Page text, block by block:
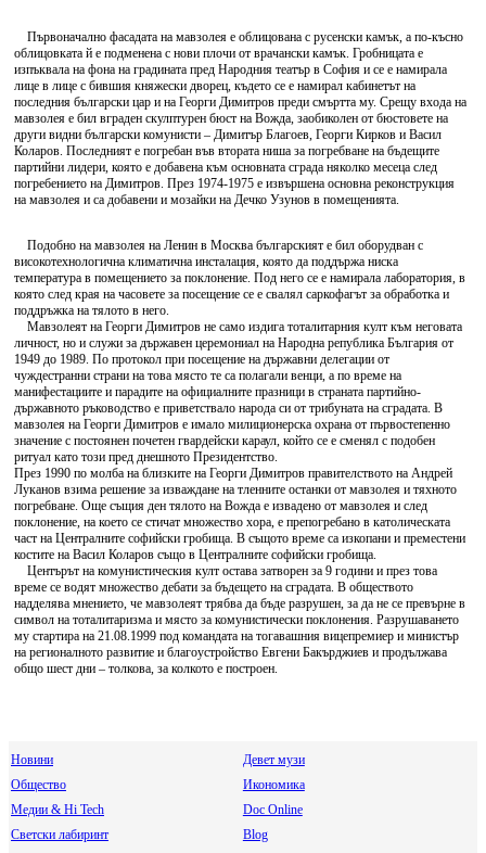
Първоначално фасадата на мавзолея е облицована с русенски камък, а по-късно
облицовката й е подменена с нови плочи от врачански камък. Гробницата е
изпъквала на фона на градината пред Народния театър в София и се е намирала
лице в лице с бившия княжески дворец, където се е намирал кабинетът на
последния български цар и на Георги Димитров преди смъртта му. Срещу входа на
мавзолея е бил вграден скулптурен бюст на Вожда, заобиколен от бюстовете на
други видни български комунисти – Димитър Благоев, Георги Кирков и Васил
Коларов. Последният е погребан във втората ниша за погребване на бъдещите
партийни лидери, която е добавена към основната сграда няколко месеца след
погребението на Димитров. През 1974-1975 е извършена основна реконструкция
на мавзолея и са добавени и мозайки на Дечко Узунов в помещенията.
Подобно на мавзолея на Ленин в Москва българският е бил оборудван с
високотехнологична климатична инсталация, която да поддържа ниска
температура в помещението за поклонение. Под него се е намирала лаборатория, в
която след края на часовете за посещение се е свалял саркофагът за обработка и
поддръжка на тялото в него.
Мавзолеят на Георги Димитров не само издига тоталитарния култ към неговата
личност, но и служи за държавен церемониал на Народна република България от
1949 до 1989. По протокол при посещение на държавни делегации от
чуждестранни страни на това място те са полагали венци, а по време на
манифестациите и парадите на официалните празници в страната партийно-
държавното ръководство е приветствало народа си от трибуната на сградата. В
мавзолея на Георги Димитров е имало милиционерска охрана от първостепенно
значение с постоянен почетен гвардейски караул, който се е сменял с подобен
ритуал като този пред днешното Президентство.
През 1990 по молба на близките на Георги Димитров правителството на Андрей
Луканов взима решение за изваждане на тленните останки от мавзолея и тяхното
погребване. Още същия ден тялото на Вожда е извадено от мавзолея и след
поклонение, на което се стичат множество хора, е препогребано в католическата
част на Централните софийски гробища. В същото време са изкопани и преместени
костите на Васил Коларов също в Централните софийски гробища.
Центърът на комунистическия култ остава затворен за 9 години и през това
време се водят множество дебати за бъдещето на сградата. В обществото
надделява мнението, че мавзолеят трябва да бъде разрушен, за да не се превърне в
символ на тоталитаризма и място за комунистически поклонения. Разрушаването
му стартира на 21.08.1999 под командата на тогавашния вицепремиер и министър
на регионалното развитие и благоустройство Евгени Бакърджиев и продължава
общо шест дни – толкова, за колкото е построен.
Новини
Девет музи
Общество
Икономика
Медии & Hi Tech
Doc Online
Светски лабиринт
Blog